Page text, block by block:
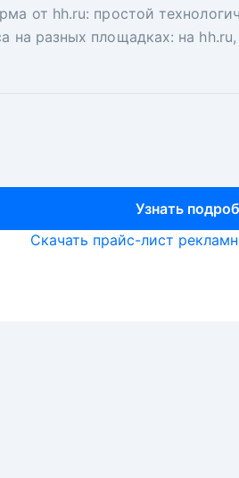
от hh.ru: простой
на разных площадках: на
Узнать
вакансий на главной
ключ. Решите, сколько
рекрутеры и
Узнать
Скачать прайс-лист